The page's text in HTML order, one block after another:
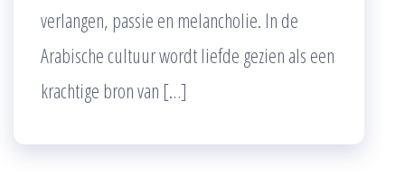
verlangen, passie en melancholie. In de
Arabische cultuur wordt liefde gezien als een
krachtige bron van […]